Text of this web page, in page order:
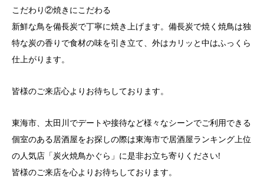
こだわり②焼きにこだわる
新鮮な鳥を備長炭で丁寧に焼き上げます。備長炭で焼く焼鳥は独
特な炭の香りで食材の味を引き立て、外はカリッと中はふっくら
仕上がります。
皆様のご来店心よりお待ちしております。
東海市、太田川でデートや接待など様々なシーンでご利用できる
個室のある居酒屋をお探しの際は東海市で居酒屋ランキング上位
の人気店「炭火焼鳥かぐら」に是非お立ち寄りください!
皆様のご来店を心よりお待ちしております。